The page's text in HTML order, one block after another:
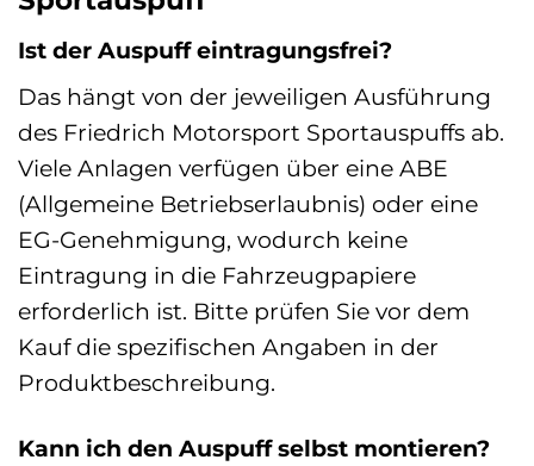
Ist der Auspuff eintragungsfrei?
Das hängt von der jeweiligen Ausführung
des Friedrich Motorsport Sportauspuffs ab.
Viele Anlagen verfügen über eine ABE
(Allgemeine Betriebserlaubnis) oder eine
EG-Genehmigung, wodurch keine
Eintragung in die Fahrzeugpapiere
erforderlich ist. Bitte prüfen Sie vor dem
Kauf die spezifischen Angaben in der
Produktbeschreibung.
Kann ich den Auspuff selbst montieren?